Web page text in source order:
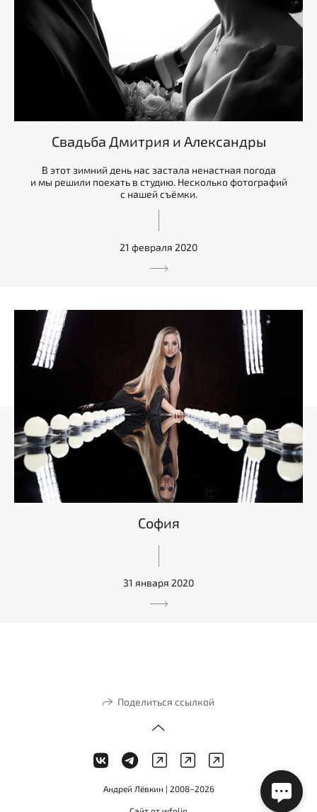
Свадьба Дмитрия и Александры
В этот зимний день нас застала ненастная погода
и мы решили поехать в студию. Несколько фотографий
с нашей съёмки.
21 февраля 2020
София
31 января 2020
Поделиться ссылкой
Андрей Лёвкин | 2008−2026